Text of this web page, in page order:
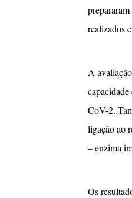
realizados
A
CoV-2.
ligação ao
– enzima
Os